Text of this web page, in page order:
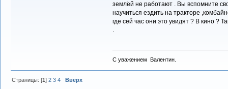
землёй не работают . Вы вспомните
научиться ездить на тракторе
где сей час они это увидят ? В кино ?
.
С уважением Валентин.
Страницы: [1]2 3 4 Вверх